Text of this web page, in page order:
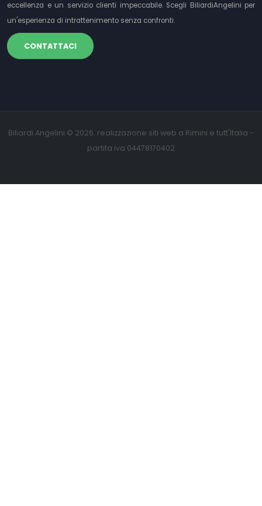
eccellenza e un servizio clienti impeccabile. Scegli BiliardiAngelini per
un'esperienza di intrattenimento senza confronti.
CONTATTACI
Biliardi Angelini © 2026. realizzazione siti web a Rimini e tutt'Italia -
partita iva 04478170402